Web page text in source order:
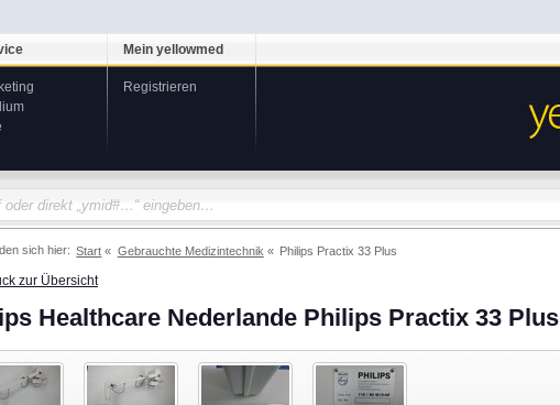
Mein yellowmed
Registrieren
sich hier: Start Gebrauchte Medizintechnik Philips Practix 33 Plus
zur Übersicht
Healthcare Nederlande Philips Practix 33 Plus